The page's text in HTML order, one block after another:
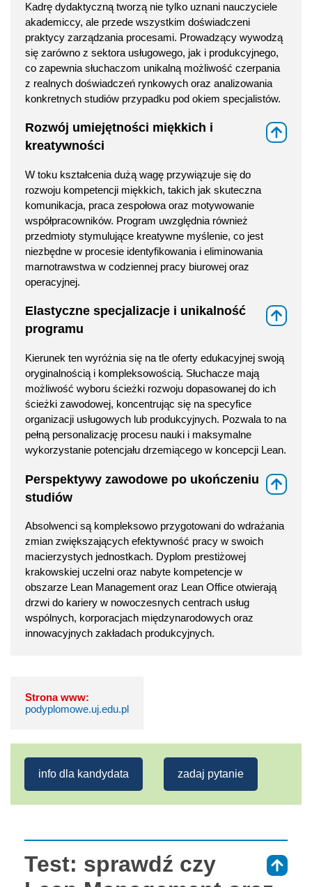
Kadrę dydaktyczną tworzą nie tylko uznani nauczyciele
akademiccy, ale przede wszystkim doświadczeni
praktycy zarządzania procesami. Prowadzący wywodzą
się zarówno z sektora usługowego, jak i produkcyjnego,
co zapewnia słuchaczom unikalną możliwość czerpania
z realnych doświadczeń rynkowych oraz analizowania
konkretnych studiów przypadku pod okiem specjalistów.
Rozwój umiejętności miękkich i
kreatywności
W toku kształcenia dużą wagę przywiązuje się do
rozwoju kompetencji miękkich, takich jak skuteczna
komunikacja, praca zespołowa oraz motywowanie
współpracowników. Program uwzględnia również
przedmioty stymulujące kreatywne myślenie, co jest
niezbędne w procesie identyfikowania i eliminowania
marnotrawstwa w codziennej pracy biurowej oraz
operacyjnej.
Elastyczne specjalizacje i unikalność
programu
Kierunek ten wyróżnia się na tle oferty edukacyjnej swoją
oryginalnością i kompleksowością. Słuchacze mają
możliwość wyboru ścieżki rozwoju dopasowanej do ich
ścieżki zawodowej, koncentrując się na specyfice
organizacji usługowych lub produkcyjnych. Pozwala to na
pełną personalizację procesu nauki i maksymalne
wykorzystanie potencjału drzemiącego w koncepcji Lean.
Perspektywy zawodowe po ukończeniu
studiów
Absolwenci są kompleksowo przygotowani do wdrażania
zmian zwiększających efektywność pracy w swoich
macierzystych jednostkach. Dyplom prestiżowej
krakowskiej uczelni oraz nabyte kompetencje w
obszarze Lean Management oraz Lean Office otwierają
drzwi do kariery w nowoczesnych centrach usług
wspólnych, korporacjach międzynarodowych oraz
innowacyjnych zakładach produkcyjnych.
Strona www:
podyplomowe.uj.edu.pl
info dla kandydata zadaj pytanie
Test: sprawdź czy